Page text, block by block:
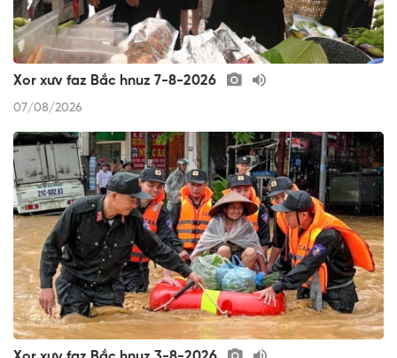
Xor xưv faz Bắc hnuz 7-8-2026
07/08/2026